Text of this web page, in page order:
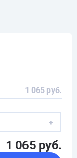
1 065 руб.
+
1 065 руб.